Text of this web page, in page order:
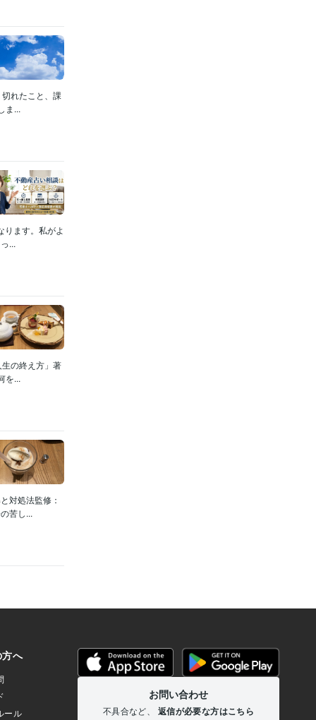
れたこと、課
ま...
ります。私がよ
...
の終え方」著
を...
対処法監修：
苦し...